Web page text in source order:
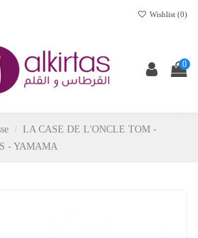
Wishlist (0)
0
LA CASE DE L'ONCLE TOM -
- YAMAMA